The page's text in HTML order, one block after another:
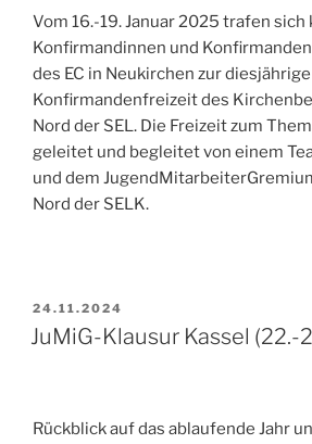
Vom 16.-19. Januar 2025 trafen sich
Konfirmandinnen und
des EC in Neukirchen zur diesjährige
Konfirmandenfreizeit des
Nord der SEL. Die Freizeit zum
geleitet und begleitet von einem
und dem
Nord der SELK.
VERÖFFENTLICHT
AM
24.11.2024
JuMiG-Klausur Kassel (22.-
Rückblick auf das ablaufende Jahr